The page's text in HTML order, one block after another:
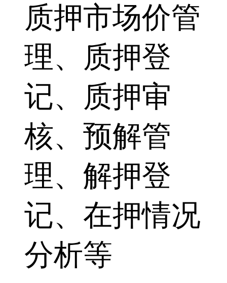
质押市场价管
理、质押登
记、质押审
核、预解管
理、解押登
记、在押情况
分析等